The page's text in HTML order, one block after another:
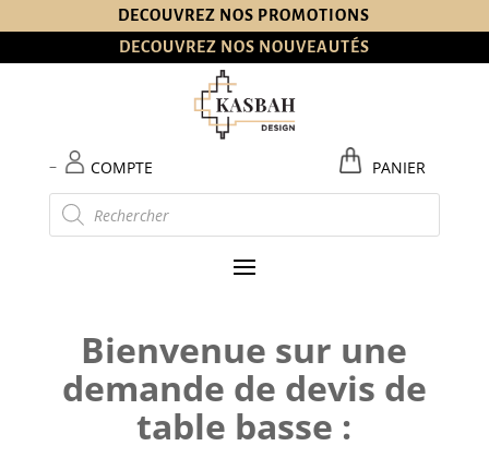
DECOUVREZ NOS PROMOTIONS
DECOUVREZ NOS NOUVEAUTÉS
COMPTE PANIER
–
Recherche
de
produits
Bienvenue sur une
demande de devis de
table basse :